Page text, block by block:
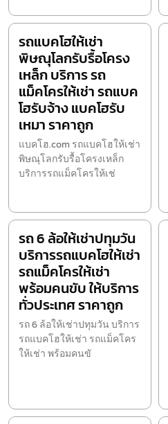
รถแบคโฮให้เช่า
พิษณุโลกรับรื้อโครง
เหล็ก บริการ รถ
แม็คโครให้เช่า รถแบค
โฮรับจ้าง แบคโฮรับ
เหมา ราคาถูก
แบคโฮ.com รถแบคโฮให้เช่า
พิษณุโลกรับรื้อโครงเหล็ก
บริการรถแม็คโครให้เช่
รถ 6 ล้อให้เช่าปทุมวัน
บริการรถแบคโฮให้เช่า
รถแม็คโครให้เช่า
พร้อมคนขับ ให้บริการ
ทั่วประเทศ ราคาถูก
รถ 6 ล้อให้เช่าปทุมวัน บริการ
รถแบคโฮให้เช่า รถแม็คโคร
ให้เช่า พร้อมคนขั